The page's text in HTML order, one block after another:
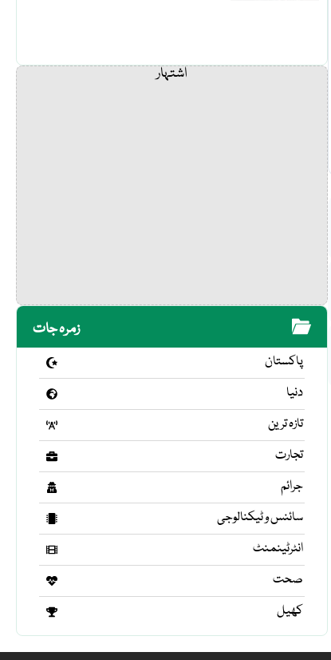
اشتہار
زمرہ جات
پاکستان
دنیا
تازہ ترین
تجارت
جرائم
سائنس و ٹیکنالوجی
انٹرٹینمنٹ
صحت
کھیل